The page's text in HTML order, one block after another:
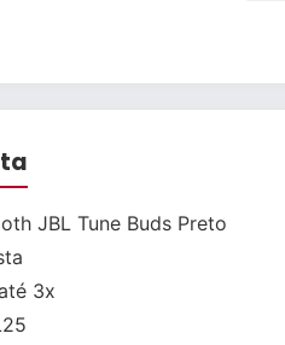
JBL Tune Buds Preto
3x